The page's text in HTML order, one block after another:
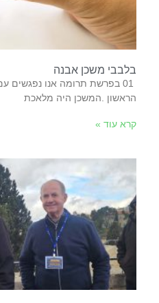
בלבבי משכן אבנה
‬הראשון‭. ‬המשכן‭ ‬היה‭ ‬מלאכת‭
קרא עוד »